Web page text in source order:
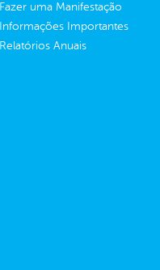
Fazer uma Manifestação
Informações Importantes
Relatórios Anuais